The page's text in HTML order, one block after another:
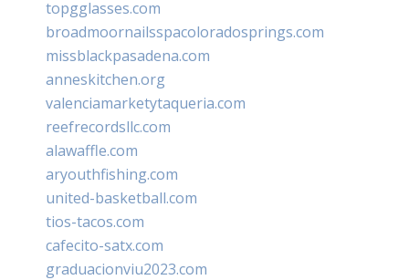
topgglasses.com
broadmoornailsspacoloradosprings.com
missblackpasadena.com
anneskitchen.org
valenciamarketytaqueria.com
reefrecordsllc.com
alawaffle.com
aryouthfishing.com
united-basketball.com
tios-tacos.com
cafecito-satx.com
graduacionviu2023.com